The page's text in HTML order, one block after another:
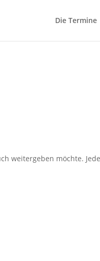
Die Termine
weitergeben möchte.